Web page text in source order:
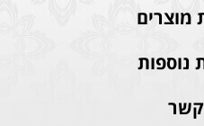
מוצרים
נוספות
קשר